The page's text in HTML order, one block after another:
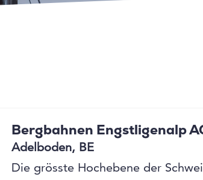
Bergbahnen Engstligenalp
Adelboden, BE
Die grösste Hochebene der